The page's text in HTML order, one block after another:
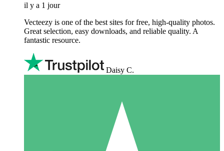
il y a 1 jour
Vecteezy is one of the best sites for free, high‑quality photos.
Great selection, easy downloads, and reliable quality. A
fantastic resource.
Daisy C.